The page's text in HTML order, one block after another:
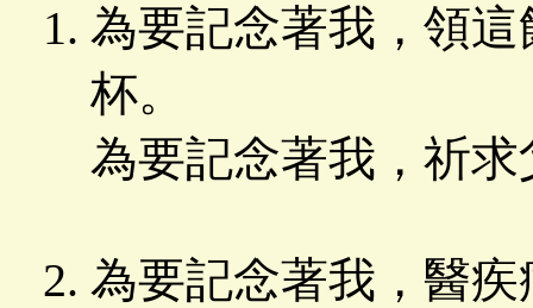
為要記念著我，領
杯。
為要記念著我，祈
為要記念著我，醫